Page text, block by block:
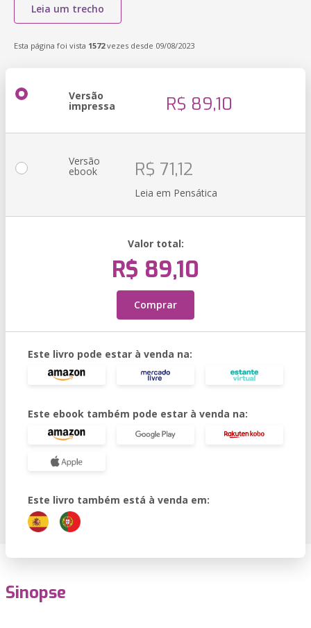
Leia um trecho
Esta página foi vista 1572vezes desde 09/08/2023
Versão
impressa R$ 89,10
Versão
ebook R$ 71,12
Leia em Pensática
Valor total:
R$ 89,10
Comprar
Este livro pode estar à venda na:
Este ebook também pode estar à venda na:
Este livro também está à venda em:
Sinopse